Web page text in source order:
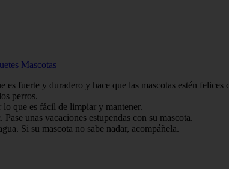
Mascotas
fuerte y duradero y hace que las mascotas estén felices
perros.
que es fácil de limpiar y mantener.
unas vacaciones estupendas con su mascota.
Si su mascota no sabe nadar, acompáñela.